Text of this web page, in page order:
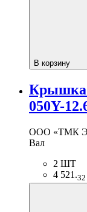
В корзину
Крышка
050Y-
ООО «ТМК
Вал
2 ШТ
4 521.32